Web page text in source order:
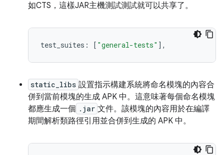
如CTS，這樣JAR主機測試測試就可以共享了。
test_suites : [ "general-tests" ],
static_libs 設置指示構建系統將命名模塊的內容合
併到當前模塊的生成 APK 中。這意味著每個命名模塊
都應生成一個 .jar 文件。該模塊的內容用於在編譯
期間解析類路徑引用並合併到生成的 APK 中。